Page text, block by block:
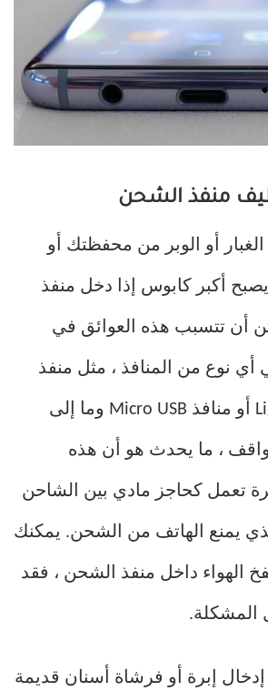
أو الوبر من محفظتك أو
أكبر كابوس إذا دخل منفذ
أن تتسبب هذه العوائق في
نوع من المنافذ ، مثل منفذ
USB-C أو Lightning أو منافذ Micro USB وما إلى
، ما يحدث هو أن هذه
تعمل كحاجز مادي بين الشاحن
يمنع الهاتف من الشحن. يمكنك
الهواء داخل منفذ الشحن ، فقد
المشكلة.
إدخال إبرة أو فرشاة أسنان قديمة